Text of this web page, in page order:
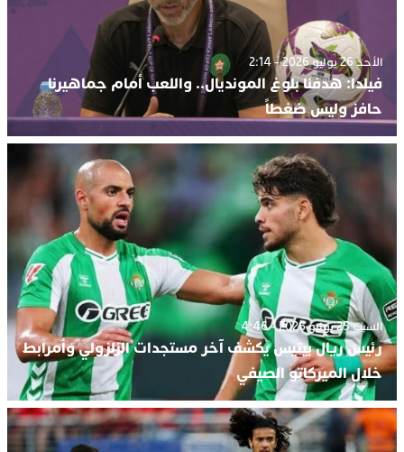
الأحد 26 يوليو 2026 - 2:14
فيلدا: هدفنا بلوغ المونديال.. واللعب أمام جماهيرنا
حافز وليس ضغطاً
السبت 25 يوليو 2026 - 4:46
رئيس ريال بيتيس يكشف آخر مستجدات الزلزولي وأمرابط
خلال الميركاتو الصيفي